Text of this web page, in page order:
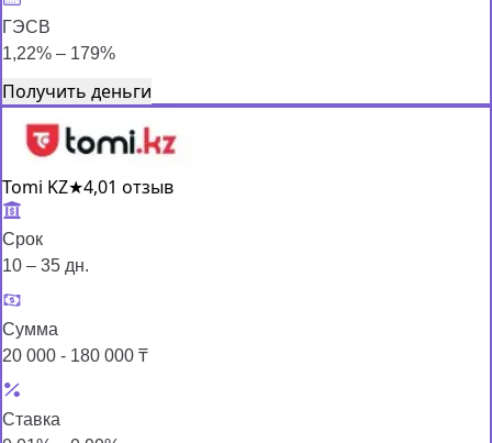
ГЭСВ
1,22% – 179%
Получить деньги
Tomi KZ★4,01 отзыв
Срок
10 – 35 дн.
Сумма
20 000 - 180 000 ₸
Ставка